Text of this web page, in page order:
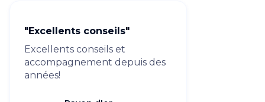
"Excellents conseils"
Excellents conseils et
accompagnement depuis des
années!